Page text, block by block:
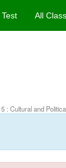
All Class
: Cultural and